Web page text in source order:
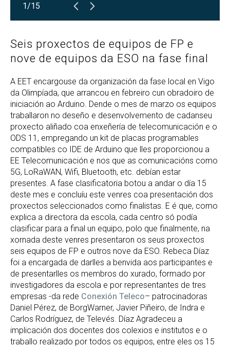
1/15
Seis proxectos de equipos de FP e
nove de equipos da ESO na fase final
A EET encargouse da organización da fase local en Vigo
da Olimpíada, que arrancou en febreiro cun obradoiro de
iniciación ao Arduino. Dende o mes de marzo os equipos
traballaron no deseño e desenvolvemento de cadanseu
proxecto aliñado coa enxeñería de telecomunicación e o
ODS 11, empregando un kit de placas programables
compatibles co IDE de Arduino que lles proporcionou a
EE Telecomunicación e nos que as comunicacións como
5G, LoRaWAN, Wifi, Bluetooth, etc. debían estar
presentes. A fase clasificatoria botou a andar o día 15
deste mes e concluíu este venres coa presentación dos
proxectos seleccionados como finalistas. E é que, como
explica a directora da escola, cada centro só podía
clasificar para a final un equipo, polo que finalmente, na
xornada deste venres presentaron os seus proxectos
seis equipos de FP e outros nove da ESO. Rebeca Díaz
foi a encargada de darlles a benvida aos participantes e
de presentarlles os membros do xurado, formado por
investigadores da escola e por representantes de tres
empresas -da rede Conexión Teleco– patrocinadoras
Daniel Pérez, de BorgWarner, Javier Piñeiro, de Indra e
Carlos Rodríguez, de Televés. Díaz Agradeceu a
implicación dos docentes dos colexios e institutos e o
traballo realizado por todos os equipos, entre eles os 15